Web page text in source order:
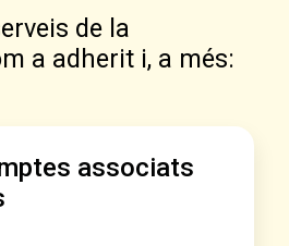
de la
a adherit i, a més:
associats